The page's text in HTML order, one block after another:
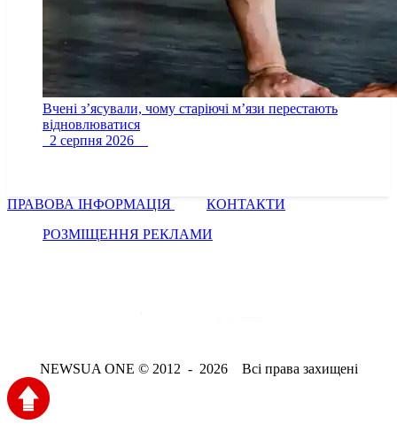
Вчені з’ясували, чому старіючі м’язи перестають
відновлюватися
2 серпня 2026
ПРАВОВА ІНФОРМАЦІЯ
КОНТАКТИ
РОЗМІЩЕННЯ РЕКЛАМИ
NEWSUA ONE © 2012 - 2026 Всі права захищені